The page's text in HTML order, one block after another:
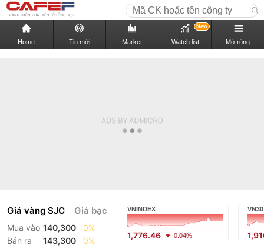
Home Tin mới Market Watch list
New
Mở rộng
Giá vàng SJC Giá bạc
Mua vào 140,300
0%
Bán ra
143,300 0%
VNINDEX
1,776.46 -0.04%
VN30